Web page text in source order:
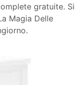
gratuite. Si
Magia Delle